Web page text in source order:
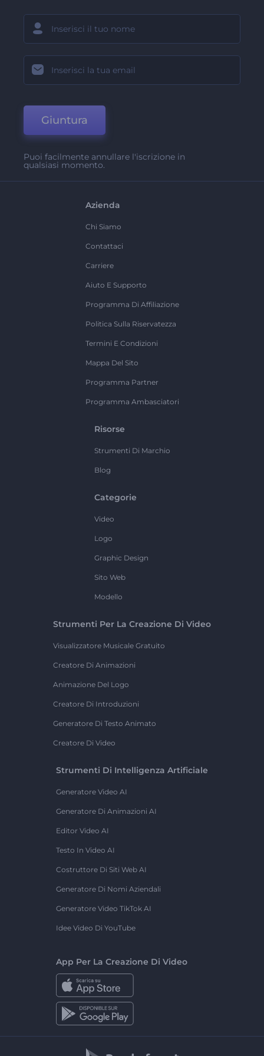
Giuntura
Puoi facilmente annullare l'iscrizione in
qualsiasi momento.
Azienda
Chi Siamo
Contattaci
Carriere
Aiuto E Supporto
Programma Di Affiliazione
Politica Sulla Riservatezza
Termini E Condizioni
Mappa Del Sito
Programma Partner
Programma Ambasciatori
Risorse
Strumenti Di Marchio
Blog
Categorie
Video
Logo
Graphic Design
Sito Web
Modello
Strumenti Per La Creazione Di Video
Visualizzatore Musicale Gratuito
Creatore Di Animazioni
Animazione Del Logo
Creatore Di Introduzioni
Generatore Di Testo Animato
Creatore Di Video
Strumenti Di Intelligenza Artificiale
Generatore Video AI
Generatore Di Animazioni AI
Editor Video AI
Testo In Video AI
Costruttore Di Siti Web AI
Generatore Di Nomi Aziendali
Generatore Video TikTok AI
Idee Video Di YouTube
App Per La Creazione Di Video